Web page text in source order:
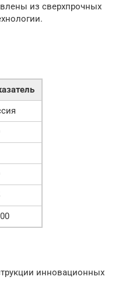
из сверхпрочных
инновационных